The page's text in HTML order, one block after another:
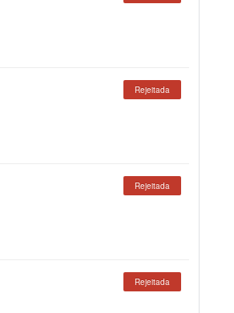
Rejeitada
Rejeitada
Rejeitada